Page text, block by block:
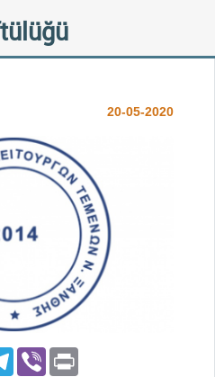
Namazı
20-05-2020
Telegram
Viber